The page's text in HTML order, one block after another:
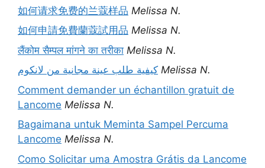
如何请求免费的兰蔻样品 Melissa N.
如何申請免費蘭蔻試用品 Melissa N.
लैंकोम सैम्पल मांगने का तरीका Melissa N.
كيفية طلب عينة مجانية من لانكوم Melissa N.
Comment demander un échantillon gratuit de
Lancome Melissa N.
Bagaimana untuk Meminta Sampel Percuma
Lancome Melissa N.
Como Solicitar uma Amostra Grátis da Lancome